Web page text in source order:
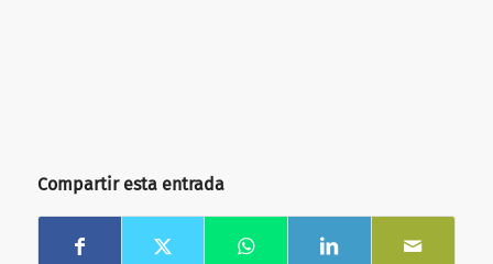
Compartir esta entrada